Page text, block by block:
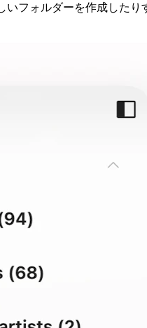
いフォルダーを作成したり